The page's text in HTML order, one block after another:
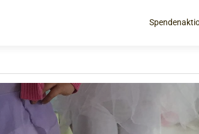
Inhalt